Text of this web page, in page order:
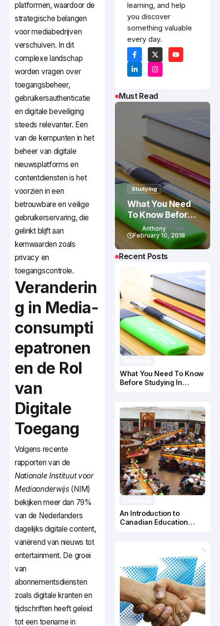
platformen, waardoor de
strategische belangen
voor mediabedrijven
verschuiven. In dit
complexe landschap
worden vragen over
toegangsbeheer,
gebruikersauthenticatie
en digitale beveiliging
steeds relevanter. Een
van de kernpunten in het
beheer van digitale
nieuwsplatforms en
contentdiensten is het
voorzien in een
betrouwbare en veilige
gebruikerservaring, die
gelinkt blijft aan
kernwaarden zoals
privacy en
toegangscontrole.
Veranderin
g in Media-
consumpti
epatronen
en de Rol
van
Digitale
Toegang
Volgens recente
rapporten van de
Nationale Instituut voor
Mediaonderwijs(NIM)
bekijken meer dan 79%
van de Nederlanders
dagelijks digitale content,
variërend van nieuws tot
entertainment. De groei
van
abonnementsdiensten
zoals digitale kranten en
tijdschriften heeft geleid
tot een toename in
learning, and help
you discover
something valuable
every day.
Must Read
Studying
What You Need
To Know Before
Studying In
Canada
Anthony
February 10, 2018
Recent Posts
What You Need To Know
Before Studying In
An Introduction to
Canadian Education